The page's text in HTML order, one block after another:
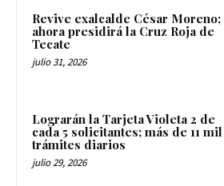
Revive exalcalde César Moreno;
ahora presidirá la Cruz Roja de
Tecate
julio 31, 2026
Lograrán la Tarjeta Violeta 2 de
cada 5 solicitantes; más de 11 mil
trámites diarios
julio 29, 2026